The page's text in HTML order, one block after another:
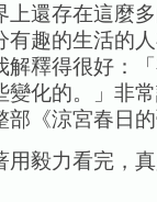
上還存在這麼
有趣的生活的
解釋得很好：
變化的。」非
部《涼宮春日的
用毅力看完，